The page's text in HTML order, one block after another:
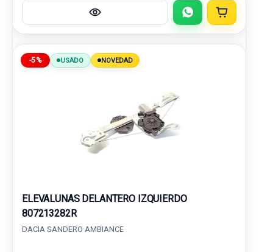
-5% USADO NOVEDAD
ELEVALUNAS DELANTERO IZQUIERDO
807213282R
DACIA SANDERO AMBIANCE